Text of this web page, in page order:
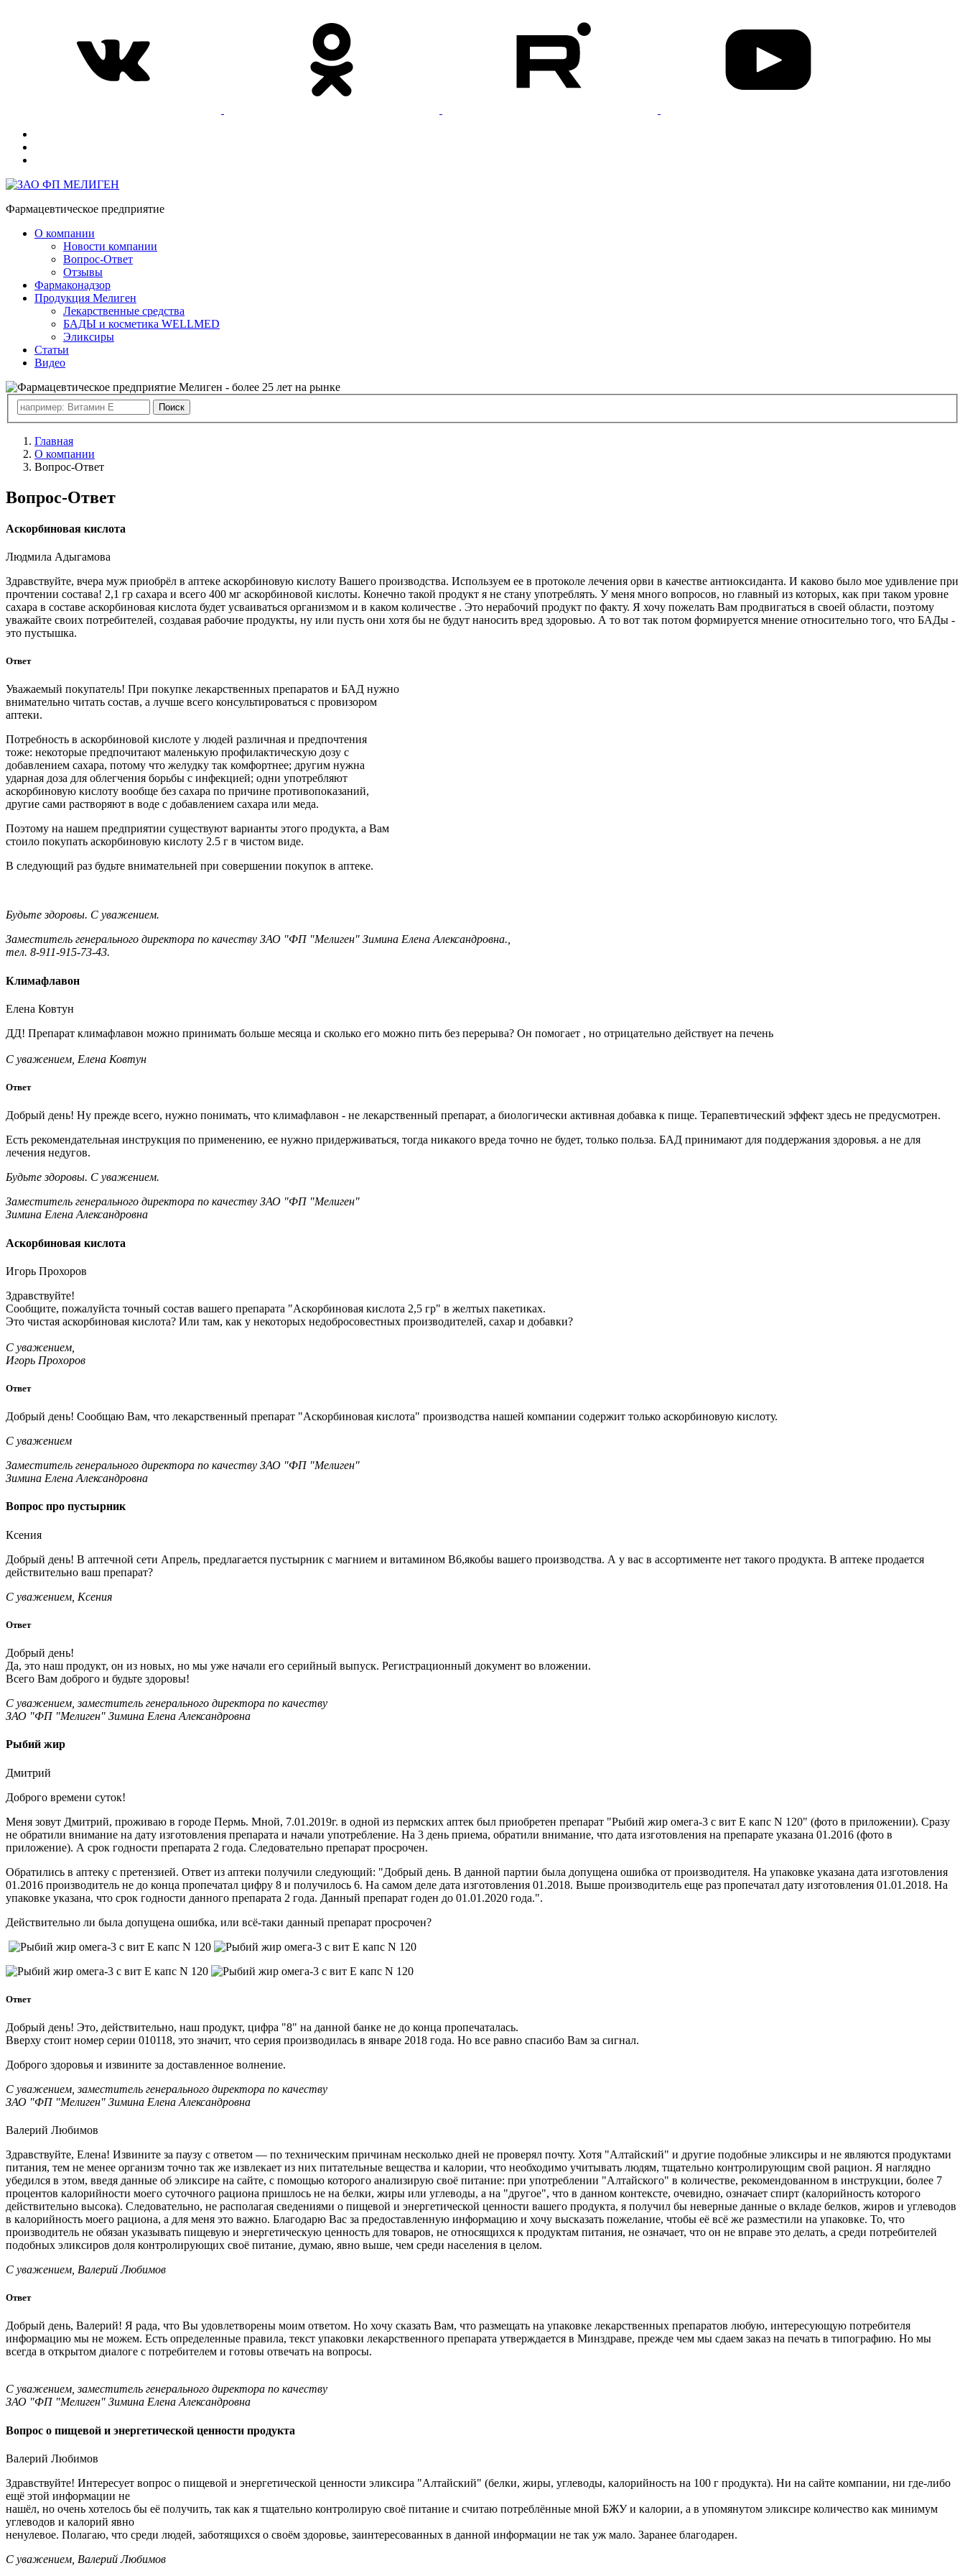
Фармацевтическое предприятие
О компании
Новости компании
Вопрос-Ответ
Отзывы
Фармаконадзор
Продукция Мелиген
Лекарственные средства
БАДЫ и косметика WELLMED
Эликсиры
Статьи
Видео
Главная
О компании
Вопрос-Ответ
Вопрос-Ответ
Аскорбиновая кислота
Людмила Адыгамова
Здравствуйте, вчера муж приобрёл в аптеке аскорбиновую кислоту Вашего производства. Используем ее в протоколе лечения орви в качестве антиоксиданта. И каково было мое удивление при
прочтении состава! 2,1 гр сахара и всего 400 мг аскорбиновой кислоты. Конечно такой продукт я не стану употреблять. У меня много вопросов, но главный из которых, как при таком уровне
сахара в составе аскорбиновая кислота будет усваиваться организмом и в каком количестве . Это нерабочий продукт по факту. Я хочу пожелать Вам продвигаться в своей области, поэтому
уважайте своих потребителей, создавая рабочие продукты, ну или пусть они хотя бы не будут наносить вред здоровью. А то вот так потом формируется мнение относительно того, что БАДы -
это пустышка.
Ответ
Уважаемый покупатель! При покупке лекарственных препаратов и БАД нужно
внимательно читать состав, а лучше всего консультироваться с провизором
аптеки.
Потребность в аскорбиновой кислоте у людей различная и предпочтения
тоже: некоторые предпочитают маленькую профилактическую дозу с
добавлением сахара, потому что желудку так комфортнее; другим нужна
ударная доза для облегчения борьбы с инфекцией; одни употребляют
аскорбиновую кислоту вообще без сахара по причине противопоказаний,
другие сами растворяют в воде с добавлением сахара или меда.
Поэтому на нашем предприятии существуют варианты этого продукта, а Вам
стоило покупать аскорбиновую кислоту 2.5 г в чистом виде.
В следующий раз будьте внимательней при совершении покупок в аптеке.
Будьте здоровы. С уважением.
Заместитель генерального директора по качеству ЗАО "ФП "Мелиген" Зимина Елена Александровна.,
тел. 8-911-915-73-43.
Климафлавон
Елена Ковтун
ДД! Препарат климафлавон можно принимать больше месяца и сколько его можно пить без перерыва? Он помогает , но отрицательно действует на печень
С уважением, Елена Ковтун
Ответ
Добрый день! Ну прежде всего, нужно понимать, что климафлавон - не лекарственный препарат, а биологически активная добавка к пище. Терапевтический эффект здесь не предусмотрен.
Есть рекомендательная инструкция по применению, ее нужно придерживаться, тогда никакого вреда точно не будет, только польза. БАД принимают для поддержания здоровья. а не для
лечения недугов.
Будьте здоровы. С уважением.
Заместитель генерального директора по качеству ЗАО "ФП "Мелиген"
Зимина Елена Александровна
Аскорбиновая кислота
Игорь Прохоров
Здравствуйте!
Сообщите, пожалуйста точный состав вашего препарата "Аскорбиновая кислота 2,5 гр" в желтых пакетиках.
Это чистая аскорбиновая кислота? Или там, как у некоторых недобросовестных производителей, сахар и добавки?
С уважением,
Игорь Прохоров
Ответ
Добрый день! Сообщаю Вам, что лекарственный препарат "Аскорбиновая кислота" производства нашей компании содержит только аскорбиновую кислоту.
С уважением
Заместитель генерального директора по качеству ЗАО "ФП "Мелиген"
Зимина Елена Александровна
Вопрос про пустырник
Ксения
Добрый день! В аптечной сети Апрель, предлагается пустырник с магнием и витамином В6,якобы вашего производства. А у вас в ассортименте нет такого продукта. В аптеке продается
действительно ваш препарат?
С уважением, Ксения
Ответ
Добрый день!
Да, это наш продукт, он из новых, но мы уже начали его серийный выпуск. Регистрационный документ во вложении.
Всего Вам доброго и будьте здоровы!
С уважением, заместитель генерального директора по качеству
ЗАО "ФП "Мелиген" Зимина Елена Александровна
Рыбий жир
Дмитрий
Доброго времени суток!
Меня зовут Дмитрий, проживаю в городе Пермь. Мной, 7.01.2019г. в одной из пермских аптек был приобретен препарат "Рыбий жир омега-3 с вит Е капс N 120" (фото в приложении). Сразу
не обратили внимание на дату изготовления препарата и начали употребление. На 3 день приема, обратили внимание, что дата изготовления на препарате указана 01.2016 (фото в
приложение). А срок годности препарата 2 года. Следовательно препарат просрочен.
Обратились в аптеку с претензией. Ответ из аптеки получили следующий: "Добрый день. В данной партии была допущена ошибка от производителя. На упаковке указана дата изготовления
01.2016 производитель не до конца пропечатал цифру 8 и получилось 6. На самом деле дата изготовления 01.2018. Выше производитель еще раз пропечатал дату изготовления 01.01.2018. На
упаковке указана, что срок годности данного препарата 2 года. Данный препарат годен до 01.01.2020 года.".
Действительно ли была допущена ошибка, или всё-таки данный препарат просрочен?
Ответ
Добрый день! Это, действительно, наш продукт, цифра "8" на данной банке не до конца пропечаталась.
Вверху стоит номер серии 010118, это значит, что серия производилась в январе 2018 года. Но все равно спасибо Вам за сигнал.
Доброго здоровья и извините за доставленное волнение.
С уважением, заместитель генерального директора по качеству
ЗАО "ФП "Мелиген" Зимина Елена Александровна
Валерий Любимов
Здравствуйте, Елена! Извините за паузу с ответом — по техническим причинам несколько дней не проверял почту. Хотя "Алтайский" и другие подобные эликсиры и не являются продуктами
питания, тем не менее организм точно так же извлекает из них питательные вещества и калории, что необходимо учитывать людям, тщательно контролирующим свой рацион. Я наглядно
убедился в этом, введя данные об эликсире на сайте, с помощью которого анализирую своё питание: при употреблении "Алтайского" в количестве, рекомендованном в инструкции, более 7
процентов калорийности моего суточного рациона пришлось не на белки, жиры или углеводы, а на "другое", что в данном контексте, очевидно, означает спирт (калорийность которого
действительно высока). Следовательно, не располагая сведениями о пищевой и энергетической ценности вашего продукта, я получил бы неверные данные о вкладе белков, жиров и углеводов
в калорийность моего рациона, а для меня это важно. Благодарю Вас за предоставленную информацию и хочу высказать пожелание, чтобы её всё же разместили на упаковке. То, что
производитель не обязан указывать пищевую и энергетическую ценность для товаров, не относящихся к продуктам питания, не означает, что он не вправе это делать, а среди потребителей
подобных эликсиров доля контролирующих своё питание, думаю, явно выше, чем среди населения в целом.
С уважением, Валерий Любимов
Ответ
Добрый день, Валерий! Я рада, что Вы удовлетворены моим ответом. Но хочу сказать Вам, что размещать на упаковке лекарственных препаратов любую, интересующую потребителя
информацию мы не можем. Есть определенные правила, текст упаковки лекарственного препарата утверждается в Минздраве, прежде чем мы сдаем заказ на печать в типографию. Но мы
всегда в открытом диалоге с потребителем и готовы отвечать на вопросы.
С уважением, заместитель генерального директора по качеству
ЗАО "ФП "Мелиген" Зимина Елена Александровна
Вопрос о пищевой и энергетической ценности продукта
Валерий Любимов
Здравствуйте! Интересует вопрос о пищевой и энергетической ценности эликсира "Алтайский" (белки, жиры, углеводы, калорийность на 100 г продукта). Ни на сайте компании, ни где-либо
ещё этой информации не
нашёл, но очень хотелось бы её получить, так как я тщательно контролирую своё питание и считаю потреблённые мной БЖУ и калории, а в упомянутом эликсире количество как минимум
углеводов и калорий явно
ненулевое. Полагаю, что среди людей, заботящихся о своём здоровье, заинтересованных в данной информации не так уж мало. Заранее благодарен.
С уважением, Валерий Любимов